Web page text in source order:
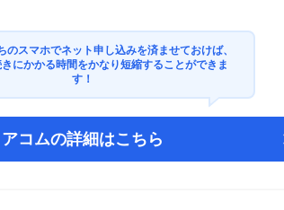
のスマホでネット申し込みを済ませておけば、
にかかる時間をかなり短縮することができま
す！
アコムの詳細はこちら